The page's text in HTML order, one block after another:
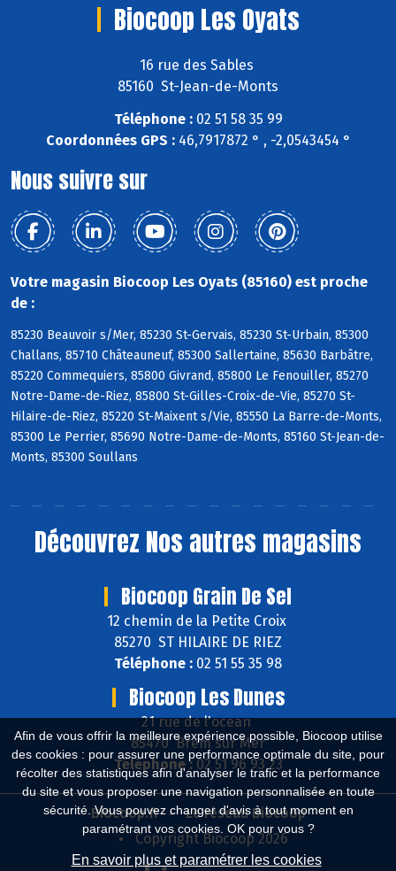
Afin de vous offrir la meilleure expérience possible, Biocoop utilise
des cookies : pour assurer une performance optimale du site, pour
récolter des statistiques afin d'analyser le trafic et la performance
du site et vous proposer une navigation personnalisée en toute
sécurité. Vous pouvez changer d'avis à tout moment en
paramétrant vos cookies. OK pour vous ?
En savoir plus et paramétrer les cookies
Biocoop Les Oyats
16 rue des Sables
85160 St-Jean-de-Monts
Téléphone :02 51 58 35 99
Coordonnées GPS :46,7917872 ° , -2,0543454 °
Nous suivre sur
Votre magasin Biocoop Les Oyats (85160) est proche
de :
85230 Beauvoir s/Mer, 85230 St-Gervais, 85230 St-Urbain, 85300
Challans, 85710 Châteauneuf, 85300 Sallertaine, 85630 Barbâtre,
85220 Commequiers, 85800 Givrand, 85800 Le Fenouiller, 85270
Notre-Dame-de-Riez, 85800 St-Gilles-Croix-de-Vie, 85270 St-
Hilaire-de-Riez, 85220 St-Maixent s/Vie, 85550 La Barre-de-Monts,
85300 Le Perrier, 85690 Notre-Dame-de-Monts, 85160 St-Jean-de-
Monts, 85300 Soullans
Découvrez Nos autres magasins
Biocoop Grain De Sel
12 chemin de la Petite Croix
85270 ST HILAIRE DE RIEZ
Téléphone : 02 51 55 35 98
Biocoop Les Dunes
21 rue de l'ocean
85470 Brem sur Mer
Téléphone :02 51 96 93 23
Biocoop.fr
Le réseau Biocoop
Copyright Biocoop 2026